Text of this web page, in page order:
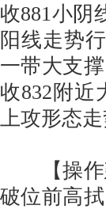
收881小阴
阳线走势
一带大支
收832附近
上攻形态
【操作建
破位前高